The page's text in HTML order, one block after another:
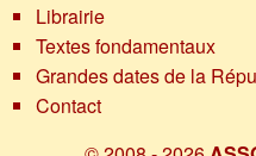
Librairie
Textes fondamentaux
Grandes dates de la
Contact